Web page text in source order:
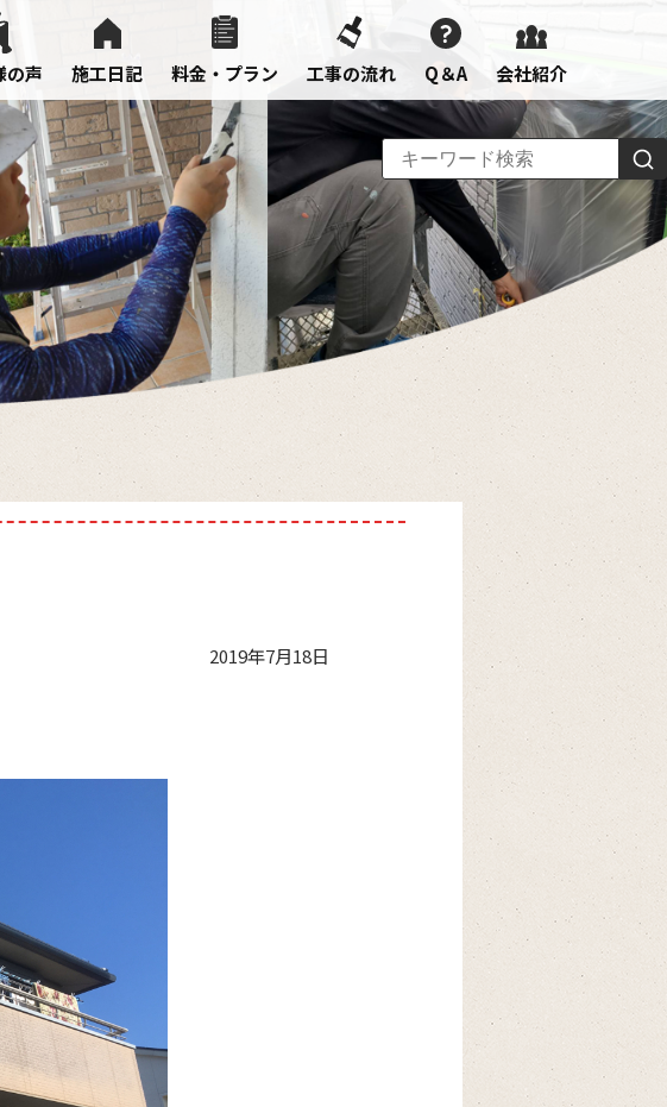
の声 施工日記 料金・プラン 工事の流れ Q＆A 会社紹介
2019年7月18日